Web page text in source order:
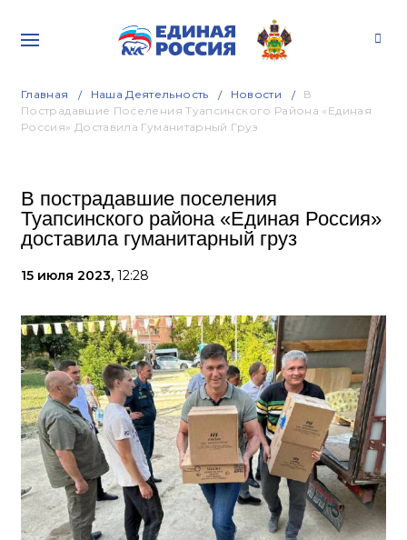
Главная Наша Деятельность Новости
В
Пострадавшие Поселения Туапсинского Района «Единая
Россия» Доставила Гуманитарный Груз
В пострадавшие поселения
Туапсинского района «Единая Россия»
доставила гуманитарный груз
15 июля 2023, 12:28